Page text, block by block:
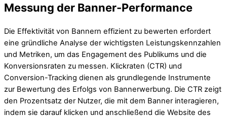
Messung der Banner-Performance
Die Effektivität von Bannern effizient zu bewerten erfordert
eine gründliche Analyse der wichtigsten Leistungskennzahlen
und Metriken, um das Engagement des Publikums und die
Konversionsraten zu messen. Klickraten (CTR) und
Conversion-Tracking dienen als grundlegende Instrumente
zur Bewertung des Erfolgs von Bannerwerbung. Die CTR zeigt
den Prozentsatz der Nutzer, die mit dem Banner interagieren,
indem sie darauf klicken und anschließend die Website des